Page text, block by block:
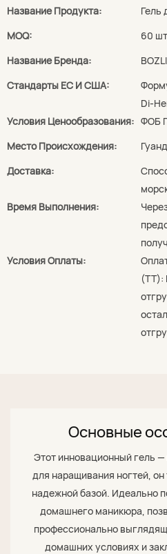
Название Продукта:
Гель
MOQ:
60
Название Бренда:
Стандарты ЕС И США:
Di-
Условия Ценообразования: ФОБ
Место Происхождения:
Доставка:
Время Выполнения:
Условия Оплаты:
(TT):
Основные
Этот инновационный гель
для наращивания ногтей,
надежной базой. Идеально
домашнего маникюра,
профессионально
домашних условиях и